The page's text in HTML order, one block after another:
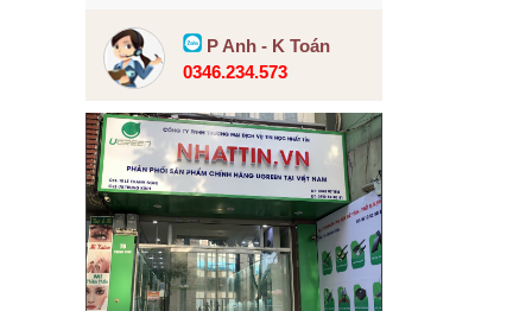
P Anh - K Toán
0346.234.573